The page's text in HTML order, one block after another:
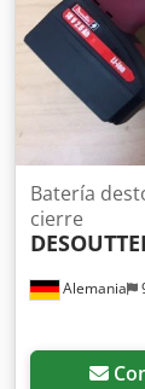
Alemania
Batería
cierre